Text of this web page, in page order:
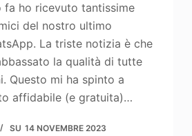
fa ho ricevuto tantissime
del nostro ultimo
La triste notizia è che
la qualità di tutte
Questo mi ha spinto a
affidabile (e gratuita)…
SU 14 NOVEMBRE 2023